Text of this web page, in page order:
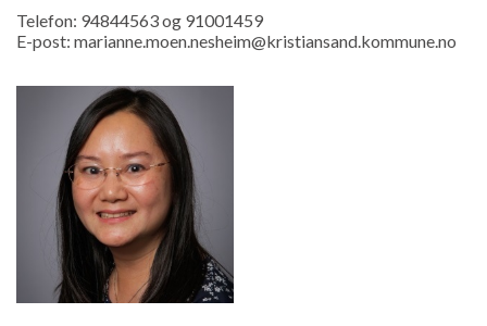
Telefon: 94844563 og 91001459
E-post: marianne.moen.nesheim@kristiansand.kommune.no